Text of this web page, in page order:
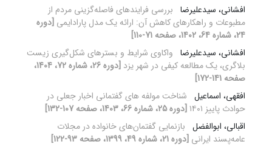
افشانی، سیدعلیرضا بررسی فرایندهای فاصله‌گزینی مردم از
مطبوعات و راهکارهای کاهش آن: ارائه یک مدل پارادایمی [دوره
24، شماره 64، 1402، صفحه 71-110]
افشانی، سیدعلیرضا واکاوی شرایط و بستر‌های شکل‌گیری زیست
بلاگری، یک مطالعه کیفی در شهر یزد
[دوره 26، شماره 72، 1404،
صفحه 141-172]
افقهی، اسماعیل شناخت مولفه های گفتمانی اخبار جعلی در
حوادث پاییز ۱۴۰۱
[دوره 25، شماره 66، 1403، صفحه 107-132]
اقبالی، ابوالفضل بازنمایی گفتمان‌های خانواده در مجلات
عامه‌پسند ایرانی [دوره 21، شماره 49، 1399، صفحه 93-122]